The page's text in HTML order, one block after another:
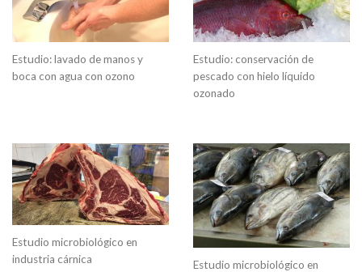
Estudio: lavado de manos y
boca con agua con ozono
Estudio: conservación de
pescado con hielo líquido
ozonado
Estudio microbiológico en
industria cárnica
Estudio microbiológico en